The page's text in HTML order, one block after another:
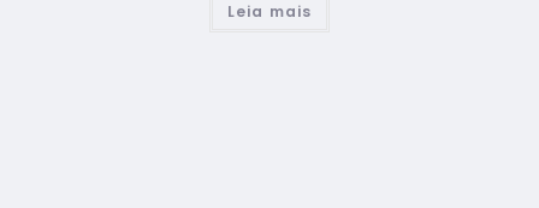
Leia mais